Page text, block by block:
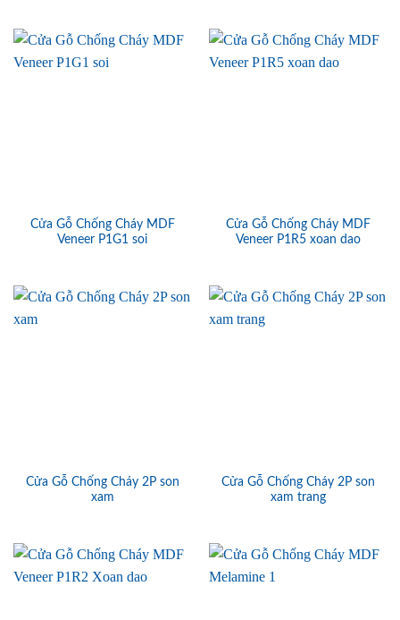
Cửa Gỗ Chống Cháy MDF
Veneer P1G1 soi
Cửa Gỗ Chống Cháy MDF
Veneer P1R5 xoan dao
Cửa Gỗ Chống Cháy 2P son
xam
Cửa Gỗ Chống Cháy 2P son
xam trang